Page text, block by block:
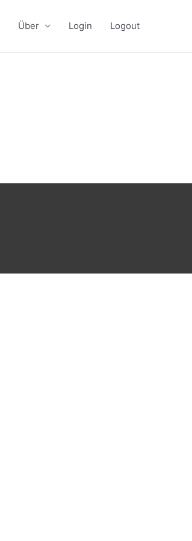
Über Login Logout